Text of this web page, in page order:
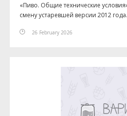
«Пиво. Общие технические
смену устаревшей версии 2012 года.
26 February 2026